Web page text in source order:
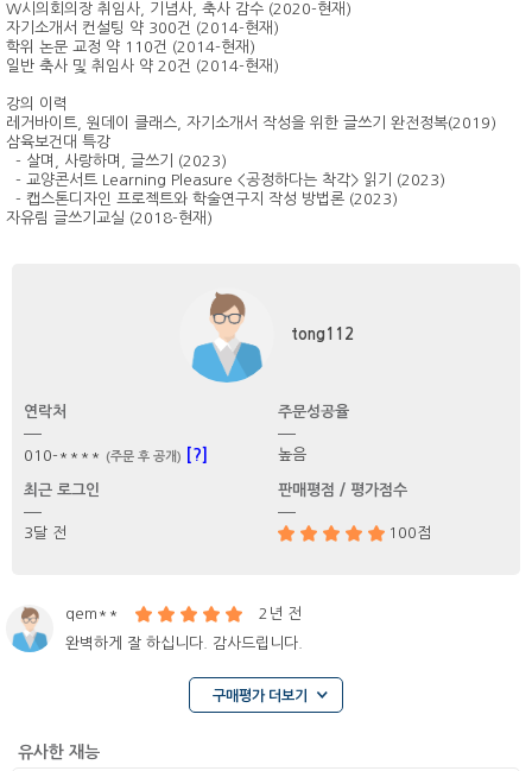
W시의회의장 취임사, 기념사, 축사 감수 (2020-현재)
자기소개서 컨설팅 약 300건 (2014-현재)
학위 논문 교정 약 110건 (2014-현재)
일반 축사 및 취임사 약 20건 (2014-현재)
강의 이력
레거바이트, 원데이 클래스, 자기소개서 작성을 위한 글쓰기 완전정복(2019)
삼육보건대 특강
- 살며, 사랑하며, 글쓰기 (2023)
- 교양콘서트 Learning Pleasure <공정하다는 착각> 읽기 (2023)
- 캡스톤디자인 프로젝트와 학술연구지 작성 방법론 (2023)
자유림 글쓰기교실 (2018-현재)
tong112
연락처
010-**** (주문 후 공개) [?]
주문성공율
높음
최근 로그인
3달 전
판매평점 / 평가점수
100점
qem**
2년 전
완벽하게 잘 하십니다. 감사드립니다.
구매평가 더보기
유사한 재능